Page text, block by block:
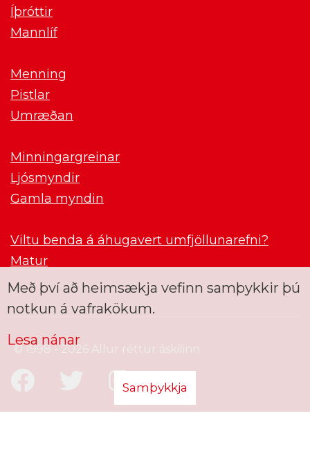
Íþróttir
Mannlíf
Menning
Pistlar
Umræðan
Minningargreinar
Ljósmyndir
Gamla myndin
Viltu benda á áhugavert umfjöllunarefni?
Matur
© 1998 - 2026 Allur réttur áskilinn
Með því að heimsækja vefinn samþykkir þú
notkun á vafrakökum.
Lesa nánar
Samþykkja